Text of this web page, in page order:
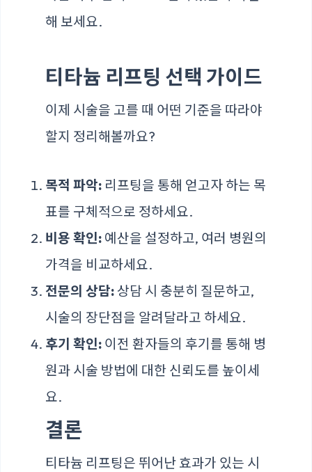
해 보세요.
티타늄 리프팅 선택 가이드
이제 시술을 고를 때 어떤 기준을 따라야
할지 정리해볼까요?
목적 파악: 리프팅을 통해 얻고자 하는 목
표를 구체적으로 정하세요.
비용 확인: 예산을 설정하고, 여러 병원의
가격을 비교하세요.
전문의 상담: 상담 시 충분히 질문하고,
시술의 장단점을 알려달라고 하세요.
후기 확인: 이전 환자들의 후기를 통해 병
원과 시술 방법에 대한 신뢰도를 높이세
요.
결론
티타늄 리프팅은 뛰어난 효과가 있는 시